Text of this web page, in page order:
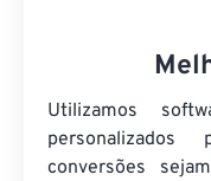
Utilizamos
conversões